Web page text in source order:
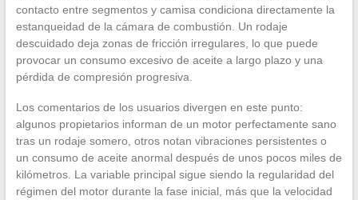
contacto entre segmentos y camisa condiciona directamente la
estanqueidad de la cámara de combustión. Un rodaje
descuidado deja zonas de fricción irregulares, lo que puede
provocar un consumo excesivo de aceite a largo plazo y una
pérdida de compresión progresiva.
Los comentarios de los usuarios divergen en este punto:
algunos propietarios informan de un motor perfectamente sano
tras un rodaje somero, otros notan vibraciones persistentes o
un consumo de aceite anormal después de unos pocos miles de
kilómetros. La variable principal sigue siendo la regularidad del
régimen del motor durante la fase inicial, más que la velocidad